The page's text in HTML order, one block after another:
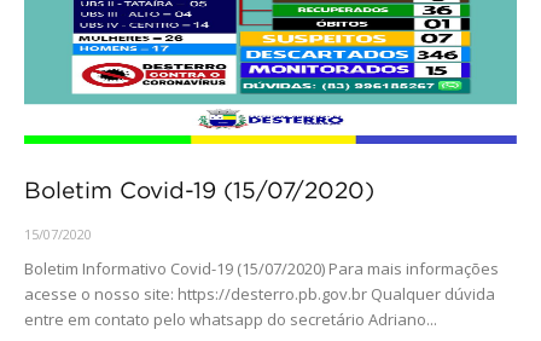
Boletim Covid-19 (15/07/2020)
15/07/2020
Boletim Informativo Covid-19 (15/07/2020) Para mais informações
acesse o nosso site: https://desterro.pb.gov.br Qualquer dúvida
entre em contato pelo whatsapp do secretário Adriano...